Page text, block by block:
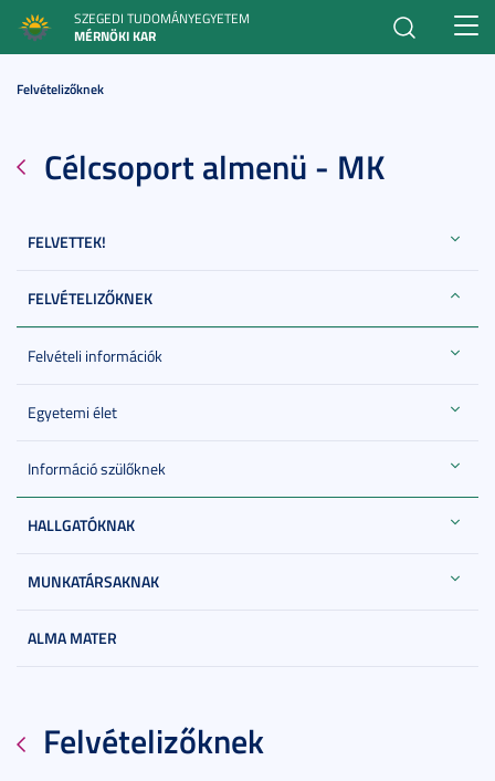
SZEGEDI TUDOMÁNYEGYETEM
MÉRNÖKI KAR
Felvételizőknek
Célcsoport almenü - MK
FELVETTEK!
FELVÉTELIZŐKNEK
Felvételi információk
Egyetemi élet
Információ szülőknek
HALLGATÓKNAK
MUNKATÁRSAKNAK
ALMA MATER
Felvételizőknek